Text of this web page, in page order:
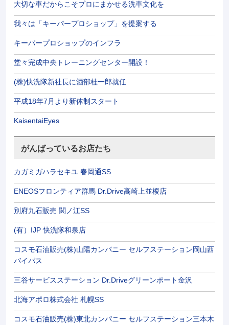
大切な車だからこそプロにまかせる洗車文化を
我々は「キーパープロショップ」を提案する
キーパープロショップのインフラ
堂々完成中央トレーニングセンター開設！
(株)快洗隊新社長に酒部桂一郎就任
平成18年7月より新体制スタート
KaisentaiEyes
がんばっているお店たち
カガミガハラセキユ 春岡通SS
ENEOSフロンティア群馬 Dr.Drive高崎上並榎店
別府九石販売 関ノ江SS
(有）IJP 快洗隊和泉店
コスモ石油販売(株)山陽カンパニー セルフステーション岡山西
バイパス
三谷サービスステーション Dr.Driveグリーンポート金沢
北海アポロ株式会社 札幌SS
コスモ石油販売(株)東北カンパニー セルフステーション三本木